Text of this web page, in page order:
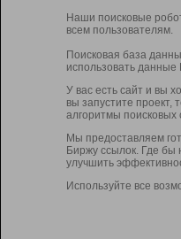
Наши поисковые
всем пользователям.
Поисковая база
использовать данные
У вас есть сайт и вы
вы запустите проект,
алгоритмы поисковых
Мы предоставляем
Биржу ссылок. Где бы
улучшить
Используйте все